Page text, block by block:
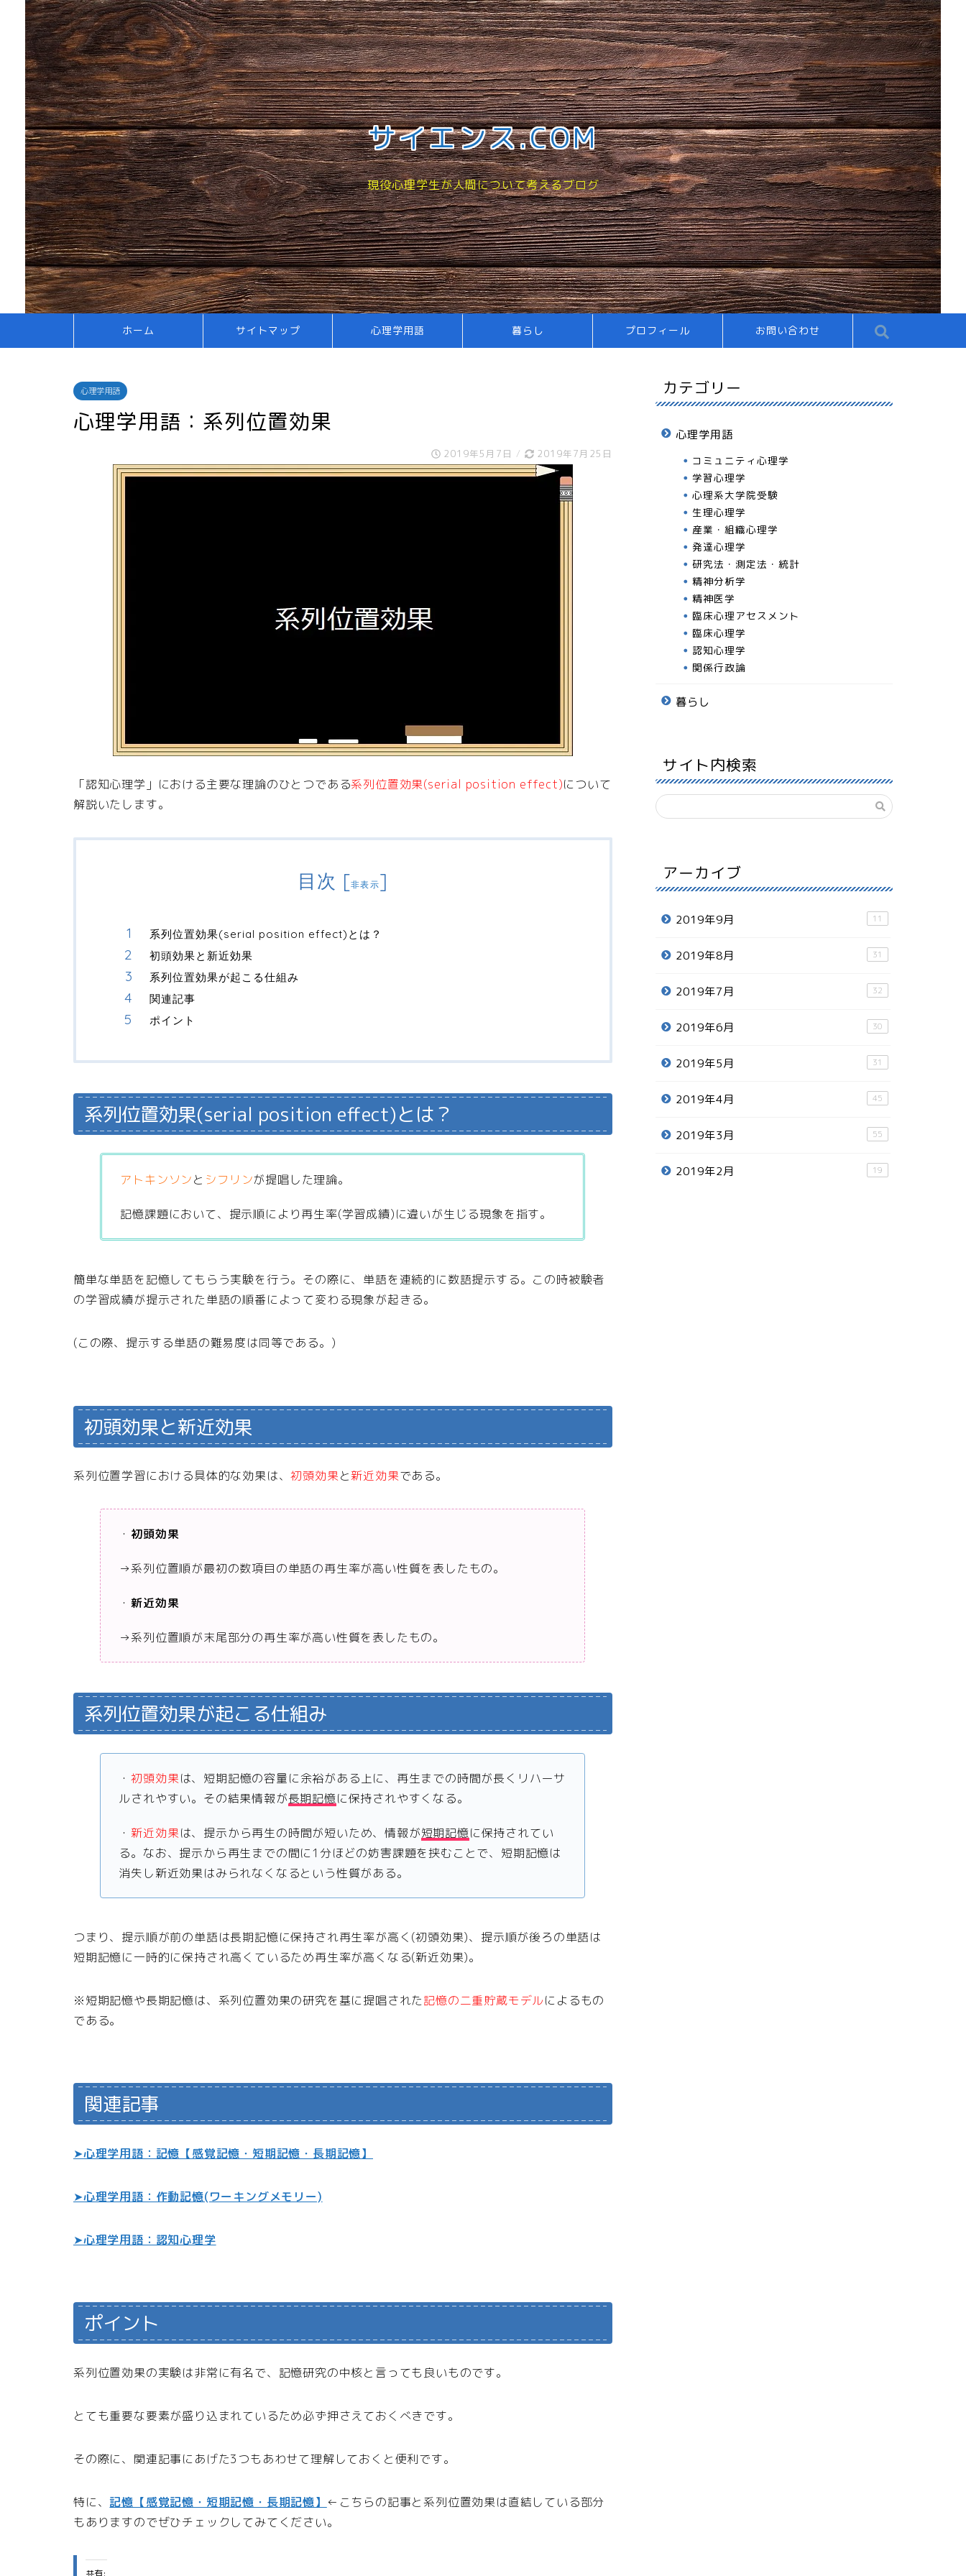
サイエンス.COM
現役心理学生が人間について考えるブログ
ホーム サイトマップ 心理学用語 暮らし プロフィール お問い合わせ
心理学用語
心理学用語：系列位置効果
2019年5月7日 / 2019年7月25日
「認知心理学」における主要な理論のひとつである系列位置効果(serial position effect)について
解説いたします。
目次 [非表示]
系列位置効果(serial position effect)とは？
初頭効果と新近効果
系列位置効果が起こる仕組み
関連記事
ポイント
系列位置効果(serial position effect)とは？
アトキンソンと シフリンが提唱した理論。
記憶課題において、提示順により再生率(学習成績)に違いが生じる現象を指す。
簡単な単語を記憶してもらう実験を行う。その際に、単語を連続的に数語提示する。この時被験者
の学習成績が提示された単語の順番によって変わる現象が起きる。
(この際、提示する単語の難易度は同等である。)
初頭効果と新近効果
系列位置学習における具体的な効果は、初頭効果と新近効果である。
・ 初頭効果
→系列位置順が最初の数項目の単語の再生率が高い性質を表したもの。
・新近効果
→系列位置順が末尾部分の再生率が高い性質を表したもの。
系列位置効果が起こる仕組み
・初頭効果は、短期記憶の容量に余裕がある上に、再生までの時間が長くリハーサ
ルされやすい。その結果情報が長期記憶に保持されやすくなる。
・ 新近効果は、提示から再生の時間が短いため、情報が短期記憶に保持されてい
る。なお、提示から再生までの間に1分ほどの妨害課題を挟むことで、短期記憶は
消失し新近効果はみられなくなるという性質がある。
つまり、提示順が前の単語は長期記憶に保持され再生率が高く(初頭効果)、提示順が後ろの単語は
短期記憶に一時的に保持され高くているため再生率が高くなる(新近効果)。
※短期記憶や長期記憶は、系列位置効果の研究を基に提唱された記憶の二重貯蔵モデルによるもの
である。
関連記事
➤心理学用語：記憶【感覚記憶・短期記憶・長期記憶】
➤心理学用語：作動記憶(ワーキングメモリー)
➤心理学用語：認知心理学
ポイント
系列位置効果の実験は非常に有名で、記憶研究の中核と言っても良いものです。
とても重要な要素が盛り込まれているため必ず押さえておくべきです。
その際に、関連記事にあげた3つもあわせて理解しておくと便利です。
特に、 記憶【感覚記憶・短期記憶・長期記憶】 ←こちらの記事と系列位置効果は直結している部分
もありますのでぜひチェックしてみてください。
共有:
カテゴリー
心理学用語
コミュニティ心理学
学習心理学
心理系大学院受験
生理心理学
産業・組織心理学
発達心理学
研究法・測定法・統計
精神分析学
精神医学
臨床心理アセスメント
臨床心理学
認知心理学
関係行政論
暮らし
サイト内検索
アーカイブ
2019年9月 11
2019年8月 31
2019年7月 32
2019年6月 30
2019年5月 31
2019年4月 45
2019年3月 55
2019年2月 19